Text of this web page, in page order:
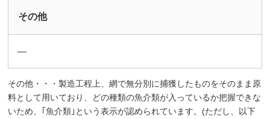
その他
―
その他・・・製造工程上、網で無分別に捕獲したものをそのまま原
料として用いており、どの種類の魚介類が入っているか把握できな
いため、｢魚介類｣という表示が認められています。(ただし、以下